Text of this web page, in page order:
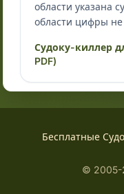
области указана
области цифры
Судоку-киллер
PDF)
Бесплатные
© 2005-